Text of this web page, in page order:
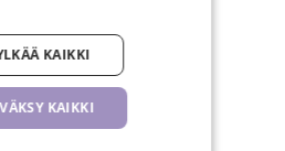
24 tunnin
sisälläKAIKKI
KAIKKI